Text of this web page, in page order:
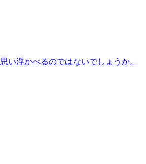
浮かべるのではないでしょうか。